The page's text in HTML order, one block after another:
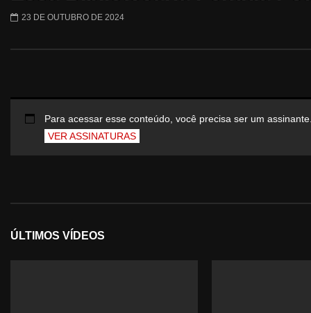
23 DE OUTUBRO DE 2024
Para acessar esse conteúdo, você precisa ser um
VER ASSINATURAS
ÚLTIMOS VÍDEOS